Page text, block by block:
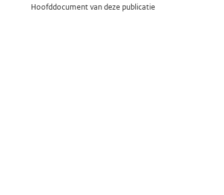
Hoofddocument van deze publicatie